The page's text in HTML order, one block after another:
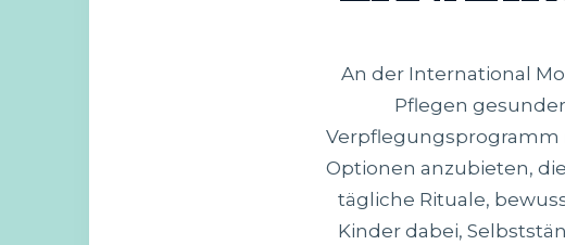
An der International
Pflegen
Verpflegungsprogramm
Optionen anzubieten,
tägliche Rituale,
Kinder dabei,